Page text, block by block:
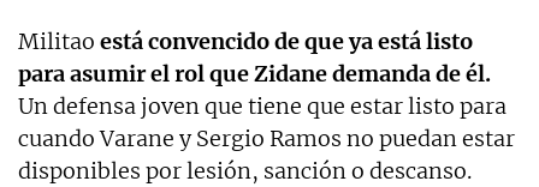
Militao está convencido de que ya está listo
para asumir el rol que Zidane demanda de él.
Un defensa joven que tiene que estar listo para
cuando Varane y Sergio Ramos no puedan estar
disponibles por lesión, sanción o descanso.